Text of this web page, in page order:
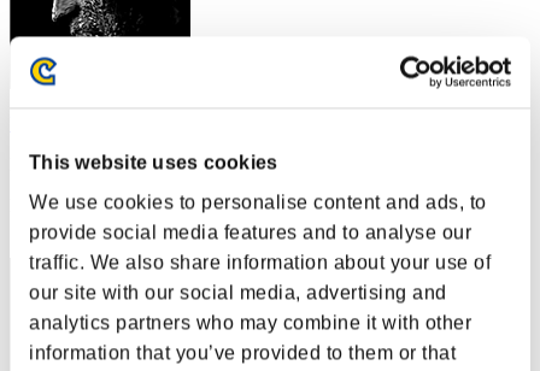
This website uses cookies
We use cookies to personalise content and ads, to
provide social media features and to analyse our
traffic. We also share information about your use of
our site with our social media, advertising and
analytics partners who may combine it with other
information that you’ve provided to them or that
Punteggio:Missions24/58'29"88
Posizione
52